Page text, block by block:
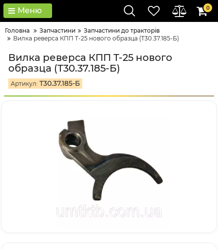
Меню 0
Головна Запчастини
Запчастини до тракторів
Вилка реверса КПП Т-25 нового образца (Т30.37.185-Б)
Вилка реверса КПП Т-25 нового
образца (Т30.37.185-Б)
Артикул: Т30.37.185-Б